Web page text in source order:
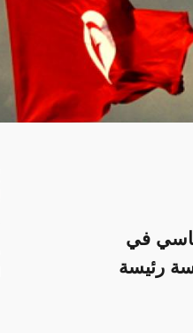
في
رئيسة